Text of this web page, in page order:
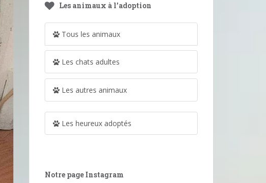
Les animaux à l’adoption
Tous les animaux
Les chats adultes
Les autres animaux
Les heureux adoptés
Notre page Instagram